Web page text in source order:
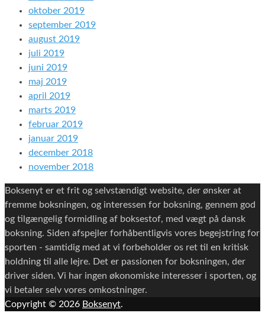
oktober 2019
september 2019
august 2019
juli 2019
juni 2019
maj 2019
april 2019
marts 2019
februar 2019
januar 2019
december 2018
november 2018
Boksenyt er et frit og selvstændigt website, der ønsker at
fremme boksningen, og interessen for boksning, gennem god
og tilgængelig formidling af boksestof, med vægt på dansk
boksning. Siden afspejler forhåbentligvis vores begejstring for
sporten - samtidig med at vi forbeholder os ret til en kritisk
holdning til alle lejre. Det er passionen for boksningen, der
driver siden. Vi har ingen økonomiske interesser i sporten, og
vi betaler selv vores omkostninger.
Copyright © 2026 Boksenyt.